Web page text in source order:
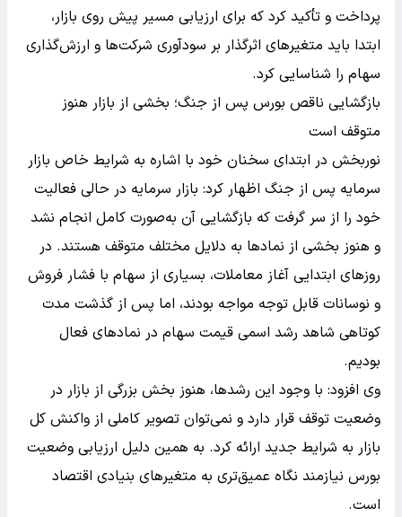
پرداخت و تأکید کرد که برای ارزیابی مسیر پیش روی بازار،
ابتدا باید متغیرهای اثرگذار بر سودآوری شرکت‌ها و ارزش‌گذاری
سهام را شناسایی کرد.
بازگشایی ناقص بورس پس از جنگ؛ بخشی از بازار هنوز
متوقف است
نوربخش در ابتدای سخنان خود با اشاره به شرایط خاص بازار
سرمایه پس از جنگ اظهار کرد: بازار سرمایه در حالی فعالیت
خود را از سر گرفت که بازگشایی آن به‌صورت کامل انجام نشد
و هنوز بخشی از نمادها به دلایل مختلف متوقف هستند. در
روزهای ابتدایی آغاز معاملات، بسیاری از سهام با فشار فروش
و نوسانات قابل توجه مواجه بودند، اما پس از گذشت مدت
کوتاهی شاهد رشد اسمی قیمت سهام در نمادهای فعال
بودیم.
وی افزود: با وجود این رشدها، هنوز بخش بزرگی از بازار در
وضعیت توقف قرار دارد و نمی‌توان تصویر کاملی از واکنش کل
بازار به شرایط جدید ارائه کرد. به همین دلیل ارزیابی وضعیت
بورس نیازمند نگاه عمیق‌تری به متغیرهای بنیادی اقتصاد
است.